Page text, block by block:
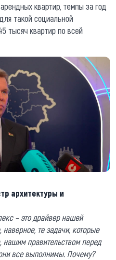
квартир, темпы за год
такой социальной
тысяч квартир по всей
архитектуры и
– это драйвер нашей
те задачи, которые
нашим правительством перед
все выполнимы. Почему?